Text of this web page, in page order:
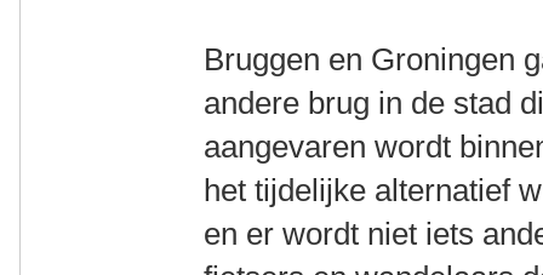
Bruggen en Groningen
andere brug in de stad
aangevaren wordt
het tijdelijke alternatief
en er wordt niet iets